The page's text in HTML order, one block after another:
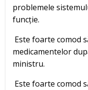
problemele
funcție.
Este foarte comod
medicamentelor
ministru.
Este foarte comod